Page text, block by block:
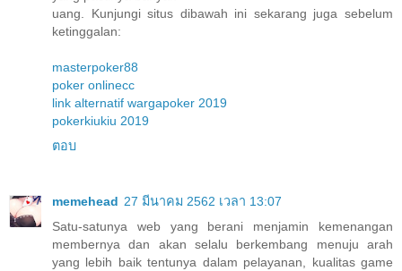
uang. Kunjungi situs dibawah ini sekarang juga sebelum
ketinggalan:
masterpoker88
poker onlinecc
link alternatif wargapoker 2019
pokerkiukiu 2019
ตอบ
memehead 27 มีนาคม 2562 เวลา 13:07
Satu-satunya web yang berani menjamin kemenangan
membernya dan akan selalu berkembang menuju arah
yang lebih baik tentunya dalam pelayanan, kualitas game